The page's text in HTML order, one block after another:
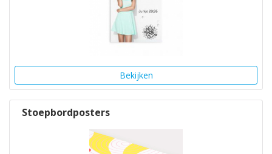
Bekijken
Stoepbordposters